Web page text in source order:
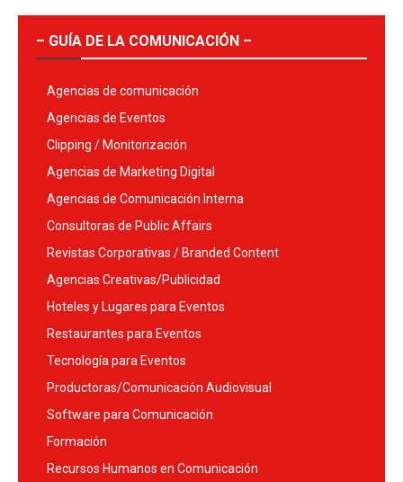
– GUÍA DE LA COMUNICACIÓN –
Agencias de comunicación
Agencias de Eventos
Clipping / Monitorización
Agencias de Marketing Digital
Agencias de Comunicación Interna
Consultoras de Public Affairs
Revistas Corporativas / Branded Content
Agencias Creativas/Publicidad
Hoteles y Lugares para Eventos
Restaurantes para Eventos
Tecnología para Eventos
Productoras/Comunicación Audiovisual
Software para Comunicación
Formación
Recursos Humanos en Comunicación